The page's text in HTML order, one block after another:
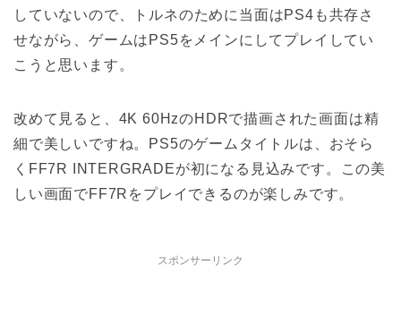
していないので、トルネのために当面はPS4も共存さ
せながら、ゲームはPS5をメインにしてプレイしてい
こうと思います。
改めて見ると、4K 60HzのHDRで描画された画面は精
細で美しいですね。PS5のゲームタイトルは、おそら
くFF7R INTERGRADEが初になる見込みです。この美
しい画面でFF7Rをプレイできるのが楽しみです。
スポンサーリンク